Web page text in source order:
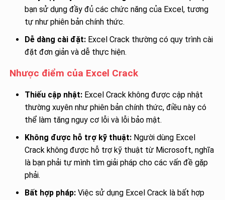
bạn sử dụng đầy đủ các chức năng của Excel, tương
tự như phiên bản chính thức.
Dễ dàng cài đặt: Excel Crack thường có quy trình cài
đặt đơn giản và dễ thực hiện.
Nhược điểm của Excel Crack
Thiếu cập nhật: Excel Crack không được cập nhật
thường xuyên như phiên bản chính thức, điều này có
thể làm tăng nguy cơ lỗi và lỗi bảo mật.
Không được hỗ trợ kỹ thuật: Người dùng Excel
Crack không được hỗ trợ kỹ thuật từ Microsoft, nghĩa
là bạn phải tự mình tìm giải pháp cho các vấn đề gặp
phải.
Bất hợp pháp: Việc sử dụng Excel Crack là bất hợp